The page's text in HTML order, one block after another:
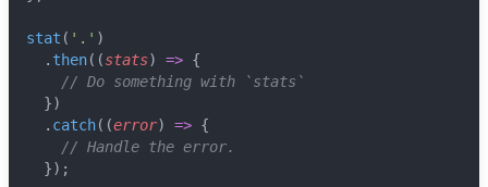
stat ( '.' )
  .
then((stats) => {
// Do something with `stats`
  })
  .
catch((error) => {
// Handle the error.
  });